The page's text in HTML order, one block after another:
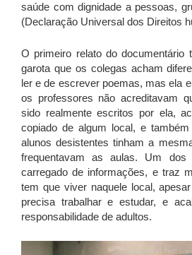
saúde com dignidade a pessoas,
(Declaração Universal dos Direitos
O primeiro relato do documentário
garota que os colegas acham
ler e de escrever poemas, mas ela
os professores não acreditavam
sido realmente escritos por ela,
copiado de algum local, e
alunos desistentes tinham a
frequentavam as aulas. Um
carregado de informações, e traz
tem que viver naquele local,
precisa trabalhar e estudar, e
responsabilidade de adultos.